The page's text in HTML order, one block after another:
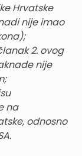
Hrvatske
nije imao
2. ovog
nije
na
odnosno